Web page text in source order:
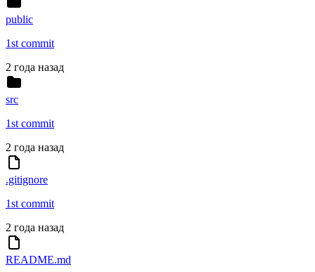
public
1st commit
2 года назад
src
1st commit
2 года назад
.gitignore
1st commit
2 года назад
README.md